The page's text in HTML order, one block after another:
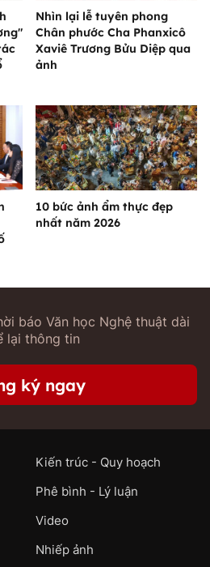
Nhìn lại lễ tuyên phong
Chân phước Cha Phanxicô
Xaviê Trương Bửu Diệp qua
ảnh
10 bức ảnh ẩm thực đẹp
nhất năm 2026
báo Văn học Nghệ thuật dài
lại thông tin
ký ngay
Kiến trúc - Quy hoạch
Phê bình - Lý luận
Video
Nhiếp ảnh